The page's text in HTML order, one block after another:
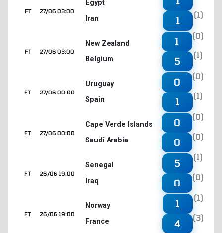
27/06 03:00
FT
Egypt
Iran
1
(1)
27/06 03:00
FT
New Zealand
Belgium
1
(0)
5
(1)
27/06 00:00
FT
Uruguay
Spain
0
(0)
1
(1)
27/06 00:00
FT
Cape Verde Islands
Saudi Arabia
0
(0)
0
(0)
26/06 19:00
FT
Senegal
Iraq
5
(1)
0
(0)
26/06 19:00
FT
Norway
France
1
(1)
4
(3)